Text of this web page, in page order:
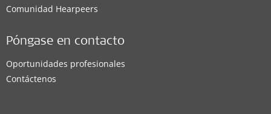
Comunidad Hearpeers
Póngase en contacto
Oportunidades profesionales
Contáctenos